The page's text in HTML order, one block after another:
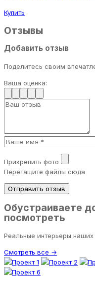
Купить
Отзывы
Добавить отзыв
Поделитесь своим
Ваша оценка:
Прикрепить фото
Перетащите файлы сюда
Отправить отзыв
Обустраиваете
посмотреть
Реальные интерьеры
Смотреть все →